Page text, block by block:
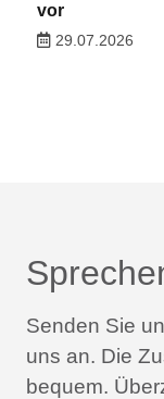
vor
29.07.2026
Senden Sie
uns an. Die
bequem.